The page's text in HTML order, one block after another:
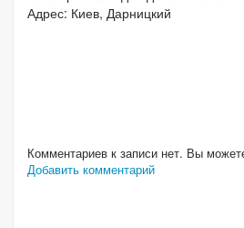
Адрес: Киев, Дарницкий
Комментариев к записи нет. Вы
Добавить комментарий